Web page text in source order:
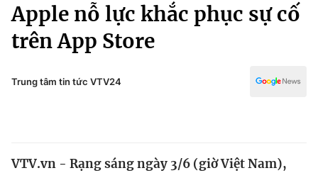
Chính trịThể thao
Truyền hình
Văn hóa - Giải trí
Đời sống
Apple nỗ lực khắc phục sự cố
trên App Store
Trung tâm tin tức VTV24
VTV.vn - Rạng sáng ngày 3/6 (giờ Việt Nam),